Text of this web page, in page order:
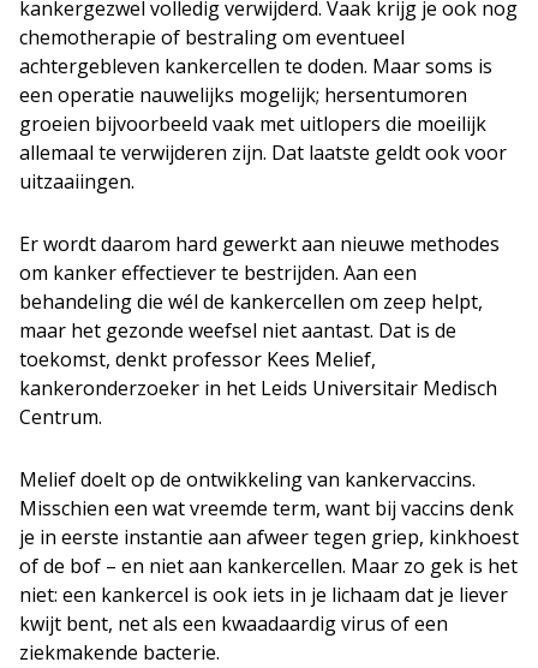
kankergezwel volledig verwijderd. Vaak krijg je ook nog
chemotherapie of bestraling om eventueel
achtergebleven kankercellen te doden. Maar soms is
een operatie nauwelijks mogelijk; hersentumoren
groeien bijvoorbeeld vaak met uitlopers die moeilijk
allemaal te verwijderen zijn. Dat laatste geldt ook voor
uitzaaiingen.
Er wordt daarom hard gewerkt aan nieuwe methodes
om kanker effectiever te bestrijden. Aan een
behandeling die wél de kankercellen om zeep helpt,
maar het gezonde weefsel niet aantast. Dat is de
toekomst, denkt professor Kees Melief,
kankeronderzoeker in het Leids Universitair Medisch
Centrum.
Melief doelt op de ontwikkeling van kankervaccins.
Misschien een wat vreemde term, want bij vaccins denk
je in eerste instantie aan afweer tegen griep, kinkhoest
of de bof – en niet aan kankercellen. Maar zo gek is het
niet: een kankercel is ook iets in je lichaam dat je liever
kwijt bent, net als een kwaadaardig virus of een
ziekmakende bacterie.